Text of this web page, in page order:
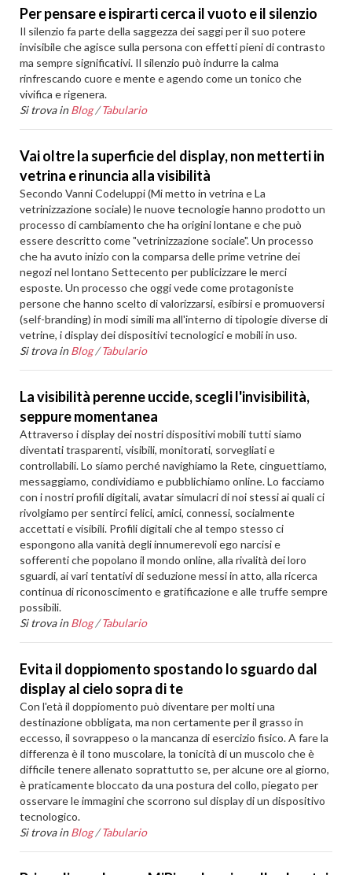
Per pensare e ispirarti cerca il vuoto e il silenzio
Il silenzio fa parte della saggezza dei saggi per il suo potere
invisibile che agisce sulla persona con effetti pieni di contrasto
ma sempre significativi. Il silenzio può indurre la calma
rinfrescando cuore e mente e agendo come un tonico che
vivifica e rigenera.
Si trova in Blog /Tabulario
Vai oltre la superficie del display, non metterti in
vetrina e rinuncia alla visibilità
Secondo Vanni Codeluppi (Mi metto in vetrina e La
vetrinizzazione sociale) le nuove tecnologie hanno prodotto un
processo di cambiamento che ha origini lontane e che può
essere descritto come "vetrinizzazione sociale". Un processo
che ha avuto inizio con la comparsa delle prime vetrine dei
negozi nel lontano Settecento per publicizzare le merci
esposte. Un processo che oggi vede come protagoniste
persone che hanno scelto di valorizzarsi, esibirsi e promuoversi
(self-branding) in modi simili ma all'interno di tipologie diverse di
vetrine, i display dei dispositivi tecnologici e mobili in uso.
Si trova in Blog /Tabulario
La visibilità perenne uccide, scegli l'invisibilità,
seppure momentanea
Attraverso i display dei nostri dispositivi mobili tutti siamo
diventati trasparenti, visibili, monitorati, sorvegliati e
controllabili. Lo siamo perché navighiamo la Rete, cinguettiamo,
messaggiamo, condividiamo e pubblichiamo online. Lo facciamo
con i nostri profili digitali, avatar simulacri di noi stessi ai quali ci
rivolgiamo per sentirci felici, amici, connessi, socialmente
accettati e visibili. Profili digitali che al tempo stesso ci
espongono alla vanità degli innumerevoli ego narcisi e
sofferenti che popolano il mondo online, alla rivalità dei loro
sguardi, ai vari tentativi di seduzione messi in atto, alla ricerca
continua di riconoscimento e gratificazione e alle truffe sempre
possibili.
Si trova in Blog /Tabulario
Evita il doppiomento spostando lo sguardo dal
display al cielo sopra di te
Con l'età il doppiomento può diventare per molti una
destinazione obbligata, ma non certamente per il grasso in
eccesso, il sovrappeso o la mancanza di esercizio fisico. A fare la
differenza è il tono muscolare, la tonicità di un muscolo che è
difficile tenere allenato soprattutto se, per alcune ore al giorno,
è praticamente bloccato da una postura del collo, piegato per
osservare le immagini che scorrono sul display di un dispositivo
tecnologico.
Si trova in Blog /Tabulario